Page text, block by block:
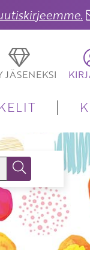
JÄSENEKSI